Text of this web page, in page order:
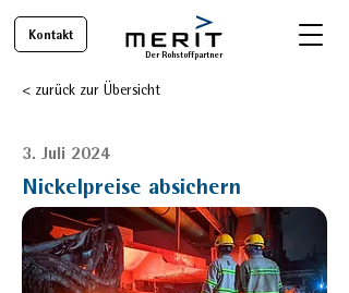
Kontakt
Der Rohstoffpartner
< zurück zur Übersicht
3. Juli 2024
Nickelpreise absichern